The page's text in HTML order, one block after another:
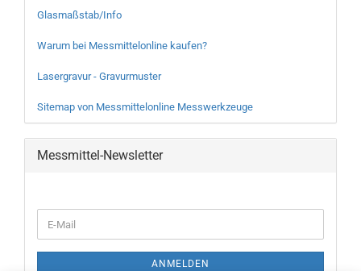
Glasmaßstab/Info
Warum bei Messmittelonline kaufen?
Lasergravur - Gravurmuster
Sitemap von Messmittelonline Messwerkzeuge
Messmittel-Newsletter
ZUR
E-
Mail
ANMELDEN